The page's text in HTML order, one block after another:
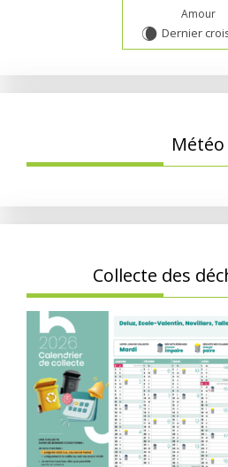
Amour
W Dernier
Météo
Collecte des